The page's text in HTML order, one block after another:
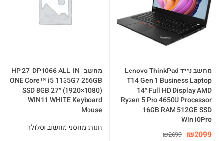
מחשב נייד Lenovo ThinkPad
T14 Gen 1 Business Laptop
14″ Full HD Display AMD
Ryzen 5 Pro 4650U Processor
16GB RAM 512GB SSD
Win10Pro
₪2099
₪2699
מחשב HP 27-DP1066 ALL-IN-
ONE Core™ i5 1135G7 256GB
SSD 8GB 27″ (1920×1080)
WIN11 WHITE Keyboard
Mouse
חנות: מחסני מחשוב וסלולר